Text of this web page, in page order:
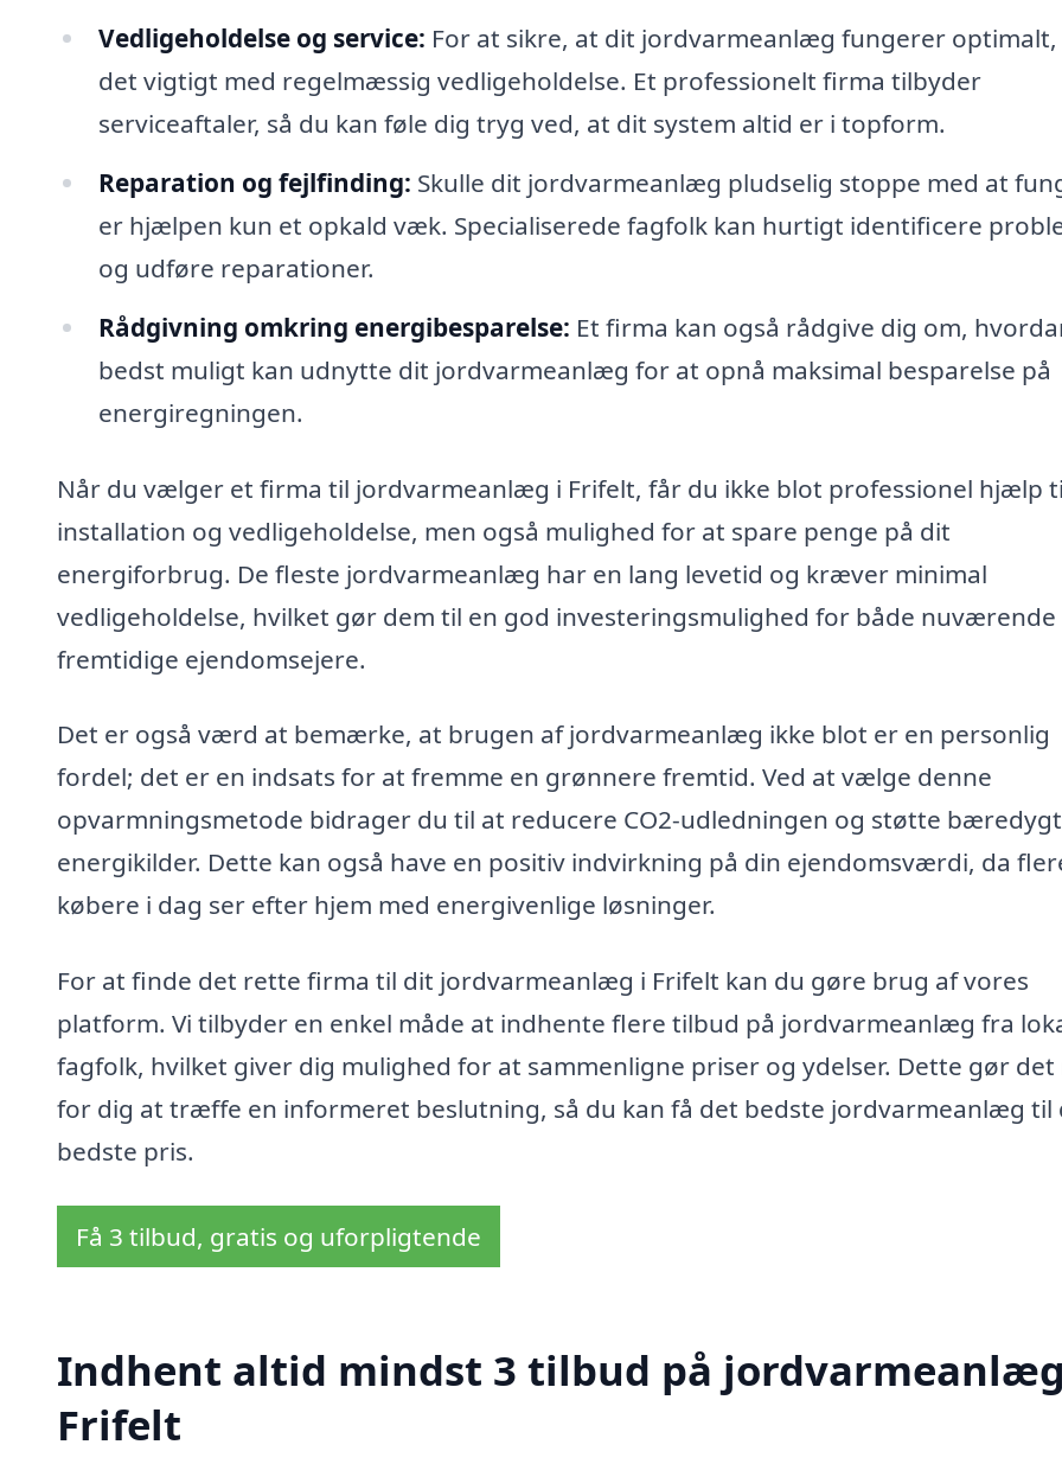
Vedligeholdelse og service: For at sikre, at dit jordvarmeanlæg fungerer
det vigtigt med regelmæssig vedligeholdelse. Et professionelt firma tilbyder
serviceaftaler, så du kan føle dig tryg ved, at dit system altid er i topform.
Reparation og fejlfinding: Skulle dit jordvarmeanlæg pludselig stoppe med at
er hjælpen kun et opkald væk. Specialiserede fagfolk kan hurtigt identificere
og udføre reparationer.
Rådgivning omkring energibesparelse: Et firma kan også rådgive dig om,
bedst muligt kan udnytte dit jordvarmeanlæg for at opnå maksimal besparelse på
energiregningen.
Når du vælger et firma til jordvarmeanlæg i Frifelt, får du ikke blot professionel hjælp
installation og vedligeholdelse, men også mulighed for at spare penge på dit
energiforbrug. De fleste jordvarmeanlæg har en lang levetid og kræver minimal
vedligeholdelse, hvilket gør dem til en god investeringsmulighed for både nuværende
fremtidige ejendomsejere.
Det er også værd at bemærke, at brugen af jordvarmeanlæg ikke blot er en personlig
fordel; det er en indsats for at fremme en grønnere fremtid. Ved at vælge denne
opvarmningsmetode bidrager du til at reducere CO2-udledningen og støtte
energikilder. Dette kan også have en positiv indvirkning på din ejendomsværdi, da
købere i dag ser efter hjem med energivenlige løsninger.
For at finde det rette firma til dit jordvarmeanlæg i Frifelt kan du gøre brug af vores
platform. Vi tilbyder en enkel måde at indhente flere tilbud på jordvarmeanlæg fra
fagfolk, hvilket giver dig mulighed for at sammenligne priser og ydelser. Dette gør det
for dig at træffe en informeret beslutning, så du kan få det bedste jordvarmeanlæg til
bedste pris.
Få 3 tilbud, gratis og uforpligtende
Indhent altid mindst 3 tilbud på
Frifelt